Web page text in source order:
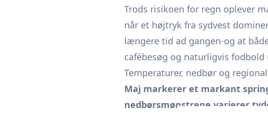
Trods risikoen for regn oplever
når et højtryk fra sydvest
længere tid ad gangen-og at
cafébesøg og naturligvis
Temperaturer, nedbør og
Maj markerer et markant
nedbørsmønstrene varierer